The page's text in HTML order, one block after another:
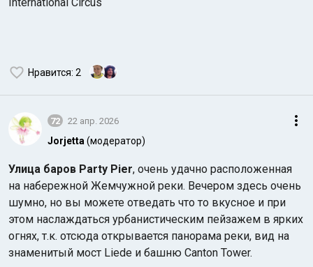
Нравится: 2
72 22 апр. 2026
Jorjetta (модератор)
Улица баров Party Pier, очень удачно расположенная
на набережной Жемчужной реки. Вечером здесь очень
шумно, но вы можете отведать что то вкусное и при
этом наслаждаться урбанистическим пейзажем в ярких
огнях, т.к. отсюда открывается панорама реки, вид на
знаменитый мост Liede и башню Canton Tower.